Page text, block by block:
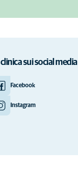
sui social media
Facebook
Instagram